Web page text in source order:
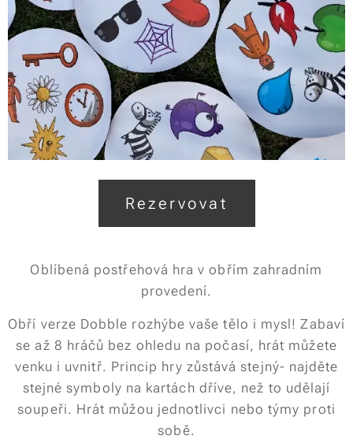
Rezervovat
Oblíbená postřehová hra v obřím zahradním
provedení.
Obří verze Dobble rozhýbe vaše tělo i mysl! Zabaví
se až 8 hráčů bez ohledu na počasí, hrát můžete
venku i uvnitř. Princip hry zůstává stejný- najděte
stejné symboly na kartách dříve, než to udělají
soupeři. Hrát můžou jednotlivci nebo týmy proti
sobě.